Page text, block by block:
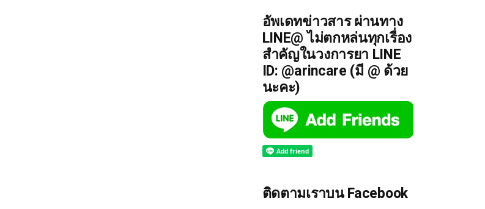
อัพเดทข่าวสาร ผ่านทาง
LINE@ ไม่ตกหล่นทุกเรื่อง
สำคัญในวงการยา LINE
ID: @arincare (มี @ ด้วย
นะคะ)
ติดตามเราบน Facebook